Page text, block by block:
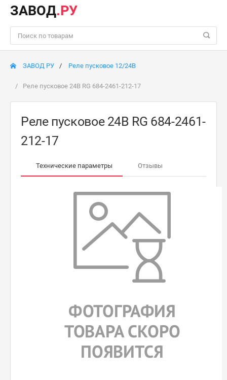
ЗАВОД.РУ
ЗАВОД РУ Реле пусковое 12/24В
Реле пусковое 24В RG 684-2461-212-17
Реле пусковое 24В RG 684-2461-
212-17
Технические параметры Отзывы